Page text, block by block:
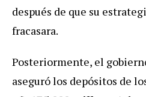
después de que su
fracasara.
Posteriormente, el
aseguró los depósitos de